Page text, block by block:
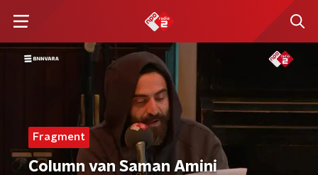
Fragment
Column van Saman Amini